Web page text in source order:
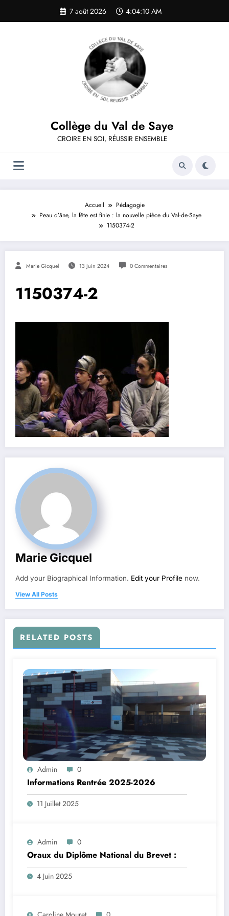
contenu
7 août 2026 4:04:10 AM
Collège du Val de Saye
CROIRE EN SOI, RÉUSSIR ENSEMBLE
Accueil
Pédagogie
Peau d’âne, la fête est finie : la nouvelle pièce du Val-de-Saye
1150374-2
Marie Gicquel 13 Juin 2024 0 Commentaires
1150374-2
Marie Gicquel
Add your Biographical Information. Edit your Profile now.
View All Posts
RELATED POSTS
Admin 0
Informations Rentrée 2025-2026
11 Juillet 2025
Admin 0
Oraux du Diplôme National du Brevet :
4 Juin 2025